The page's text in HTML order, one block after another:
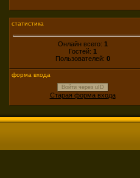
статистика
Онлайн всего: 1
Гостей: 1
Пользователей: 0
форма входа
Войти через uID
Старая форма входа